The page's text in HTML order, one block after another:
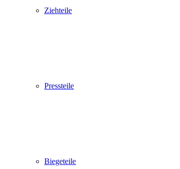
Ziehteile
Pressteile
Biegeteile